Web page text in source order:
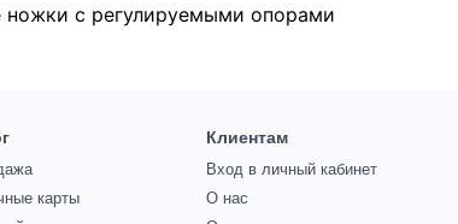
ножки с регулируемыми опорами
карты
Клиентам
Вход в личный кабинет
О нас